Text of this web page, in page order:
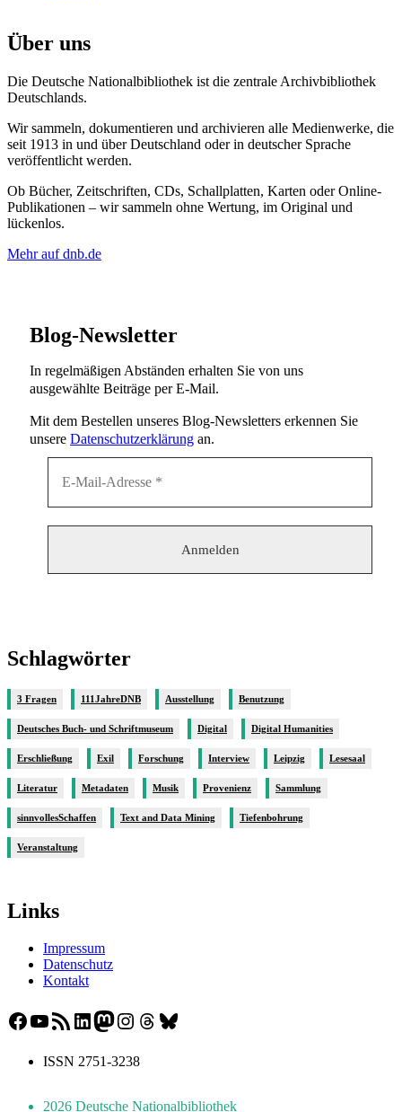
Über uns
Die Deutsche Nationalbibliothek ist die zentrale Archivbibliothek
Deutschlands.
Wir sammeln, dokumentieren und archivieren alle Medienwerke, die
seit 1913 in und über Deutschland oder in deutscher Sprache
veröffentlicht werden.
Ob Bücher, Zeitschriften, CDs, Schallplatten, Karten oder Online-
Publikationen – wir sammeln ohne Wertung, im Original und
lückenlos.
Mehr auf dnb.de
Blog-Newsletter
In regelmäßigen Abständen erhalten Sie von uns
ausgewählte Beiträge per E-Mail.
Mit dem Bestellen unseres Blog-Newsletters erkennen Sie
unsere Datenschutzerklärung an.
Schlagwörter
3 Fragen 111JahreDNB Ausstellung Benutzung
Deutsches Buch- und Schriftmuseum Digital Digital Humanities
Erschließung Exil Forschung Interview Leipzig Lesesaal
Literatur Metadaten Musik Provenienz Sammlung
sinnvollesSchaffen Text and Data Mining Tiefenbohrung
Veranstaltung
Links
Impressum
Datenschutz
Kontakt
Facebook YouTube RSS-Feed LinkedIn Mastodon Instagram Threads Bluesky
ISSN 2751-3238
2026 Deutsche Nationalbibliothek